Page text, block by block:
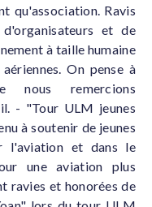
qu'association. Ravis
et de
à taille humaine
On pense à
remercions
- "Tour ULM jeunes
à soutenir de jeunes
l'aviation et dans le
une aviation plus
ravies et honorées de